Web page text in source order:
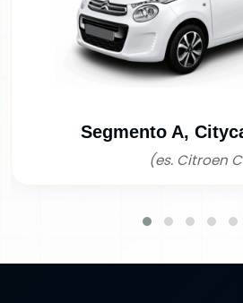
Segmento A,
(es. Citroen